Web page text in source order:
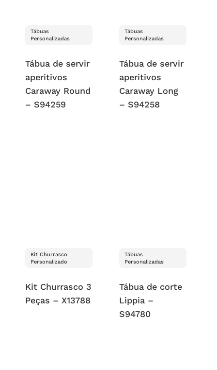
Tábuas
Personalizadas
Tábua de servir
aperitivos
Caraway Round
– S94259
Tábuas
Personalizadas
Tábua de servir
aperitivos
Caraway Long
– S94258
Kit Churrasco
Personalizado
Kit Churrasco 3
Peças – X13788
Tábuas
Personalizadas
Tábua de corte
Lippia –
S94780